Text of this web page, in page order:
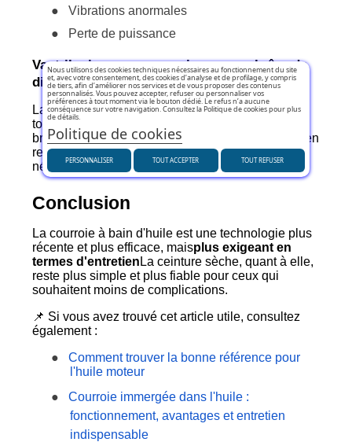
●
Vibrations anormales
●
Perte de puissance
Vaut-il mieux une courroie ou une chaîne de
distribution ?
La chaîne de distribution est conçue pour durer
toute la vie du moteur, mais elle peut devenir
bruyante et coûteuse à remplacer. Les courroies, en
revanche, sont plus silencieuses et légères, mais
nécessitent un entretien programmé.
Conclusion
La courroie à bain d'huile est une technologie plus
récente et plus efficace, maisplus exigeant en
termes d'entretien La ceinture sèche, quant à elle,
reste plus simple et plus fiable pour ceux qui
souhaitent moins de complications.
📌 Si vous avez trouvé cet article utile, consultez
également :
●
Comment trouver la bonne référence pour
l'huile moteur
●
Courroie immergée dans l'huile :
fonctionnement, avantages et entretien
indispensable
Nous utilisons des cookies techniques nécessaires au fonctionnement du site
et, avec votre consentement, des cookies d’analyse et de profilage, y compris
de tiers, afin d’améliorer nos services et de vous proposer des contenus
personnalisés. Vous pouvez accepter, refuser ou personnaliser vos
préférences à tout moment via le bouton dédié. Le refus n’a aucune
conséquence sur votre navigation. Consultez la Politique de cookies pour plus
de détails.
Politique de cookies
PERSONNALISER TOUT REFUSER
TOUT ACCEPTER